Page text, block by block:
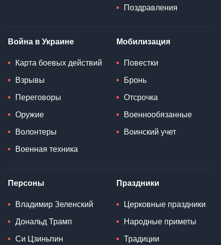
Поздравления
Война в Украине
Карта боевых действий
Взрывы
Переговоры
Оружие
Волонтеры
Военная техника
Мобилизация
Повестки
Бронь
Отсрочка
Военнообязанные
Воинский учет
Персоны
Владимир Зеленский
Дональд Трамп
Си Цзиньпин
Праздники
Церковные праздники
Народные приметы
Традиции